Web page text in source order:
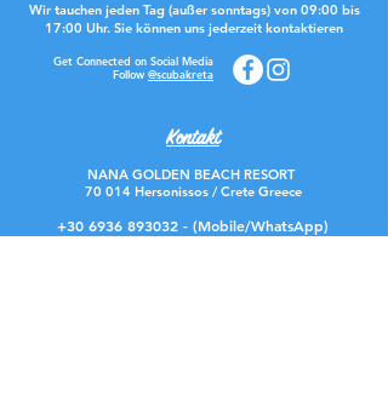
Wir tauchen jeden Tag (außer sonntags) von 09:00 bis
17:00 Uhr. Sie können uns jederzeit kontaktieren
Get Connected on Social Media
Follow @scubakreta
Kontakt
NANA GOLDEN BEACH RESORT
70 014 Hersonissos / Crete Greece
+30 6936 893032 - (Mobile/WhatsApp)